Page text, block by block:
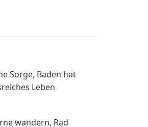
Sorge, Baden hat
Leben
wandern, Rad